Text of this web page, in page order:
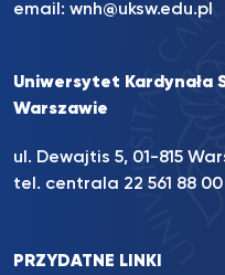
email: wnh@uksw.edu.pl
Uniwersytet Kardynała
Warszawie
ul. Dewajtis 5, 01-815
tel. centrala 22 561 88 00
PRZYDATNE LINKI